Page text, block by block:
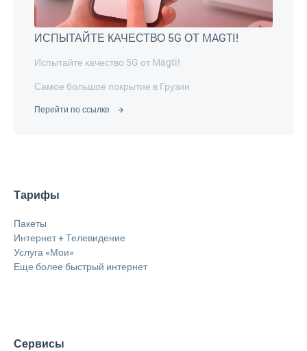
ИСПЫТАЙТЕ КАЧЕСТВО 5G ОТ MAGTI!
Испытайте качество 5G от Magti!
Самое большое покрытие в Грузии
Перейти по ссылке
Тарифы
Пакеты
Интернет + Телевидение
Услуга «Мои»
Еще более быстрый интернет
Сервисы